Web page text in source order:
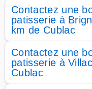
Contactez une
patisserie à
km de Cublac
Contactez une
patisserie à
Cublac